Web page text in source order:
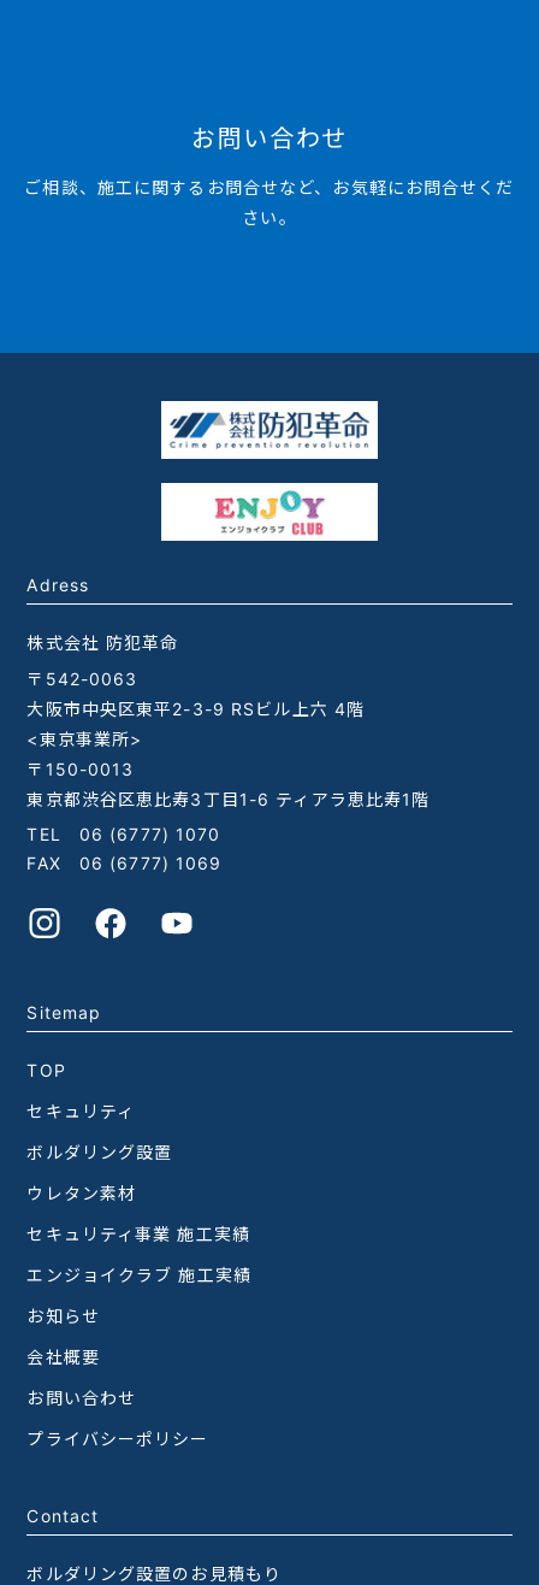
お問い合わせ
ご相談、施工に関するお問合せなど、お気軽にお問合せくだ
さい。
Adress
株式会社 防犯革命
〒542-0063
大阪市中央区東平2-3-9 RSビル上六 4階
<東京事業所>
〒150-0013
東京都渋谷区恵比寿3丁目1-6 ティアラ恵比寿1階
TEL 06 (6777) 1070
FAX 06 (6777) 1069
Sitemap
TOP
セキュリティ
ボルダリング設置
ウレタン素材
セキュリティ事業 施工実績
エンジョイクラブ 施工実績
お知らせ
会社概要
お問い合わせ
プライバシーポリシー
Contact
ボルダリング設置のお見積もり